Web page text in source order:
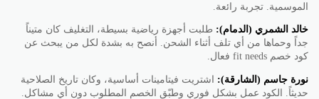
الموسمية. تجربة رائعة.
خالد الشمري (الدمام): طلبت أجهزة رياضية بسيطة، التغليف كان متيناً
جداً وحماها من أي تلف أثناء الشحن. أنصح به بشدة لكل من يبحث عن
كود خصم fit needs فعال.
نورة جاسم (الشارقة): اشتريت فيتامينات أساسية، وكان تاريخ الصلاحية
حديثاً. الكود عمل بشكل فوري وطبّق الخصم المطلوب دون أي مشاكل.